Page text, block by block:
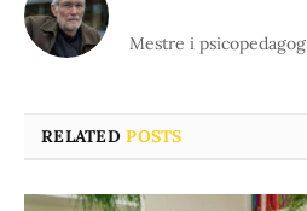
Mestre i psicopedagog
RELATEDPOSTS